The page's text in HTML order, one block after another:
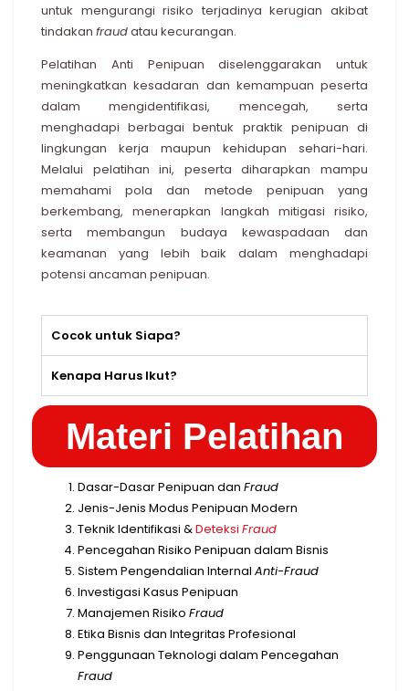
untuk mengurangi risiko terjadinya kerugian akibat
tindakan fraudatau kecurangan.
Pelatihan Anti Penipuan diselenggarakan untuk
meningkatkan kesadaran dan kemampuan peserta
dalam mengidentifikasi, mencegah, serta
menghadapi berbagai bentuk praktik penipuan di
lingkungan kerja maupun kehidupan sehari-hari.
Melalui pelatihan ini, peserta diharapkan mampu
memahami pola dan metode penipuan yang
berkembang, menerapkan langkah mitigasi risiko,
serta membangun budaya kewaspadaan dan
keamanan yang lebih baik dalam menghadapi
potensi ancaman penipuan.
Cocok untuk Siapa?
Kenapa Harus Ikut?
Materi Pelatihan
Dasar-Dasar Penipuan dan Fraud
Jenis-Jenis Modus Penipuan Modern
Teknik Identifikasi &Deteksi Fraud
Pencegahan Risiko Penipuan dalam Bisnis
Sistem Pengendalian Internal Anti-Fraud
Investigasi Kasus Penipuan
Manajemen Risiko Fraud
Etika Bisnis dan Integritas Profesional
Penggunaan Teknologi dalam Pencegahan
Fraud